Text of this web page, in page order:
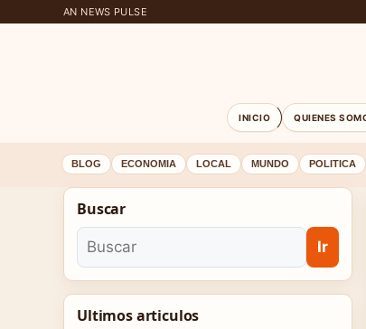
AN NEWS PULSE
INICIO QUIENES
BLOG ECONOMIA LOCAL MUNDO POLITICA
Buscar
Ir
Ultimos articulos